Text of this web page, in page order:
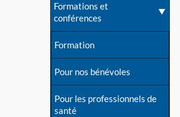
Formations et
conférences
Formation
Pour nos bénévoles
Pour les professionnels de
santé